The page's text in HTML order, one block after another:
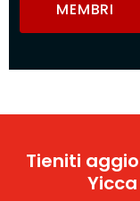
MEMBRI
Tieniti